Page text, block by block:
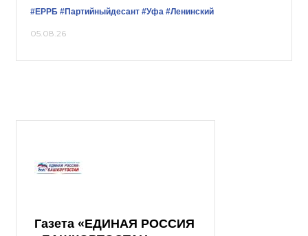
#ЕРРБ #Партийныйдесант #Уфа #Ленинский
05.08.26
Газета «ЕДИНАЯ РОССИЯ